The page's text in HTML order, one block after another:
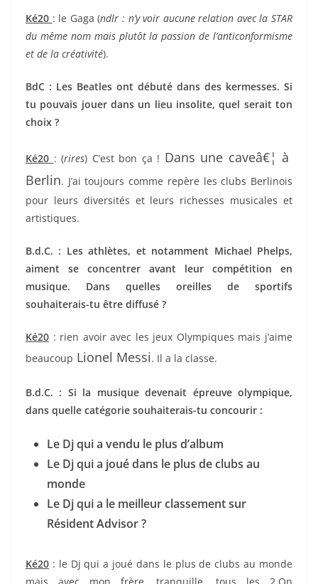
Ké20 : le Gaga (ndlr : n’y voir aucune relation avec la STAR
du même nom mais plutôt la passion de l’anticonformisme
et de la créativité).
BdC : Les Beatles ont débuté dans des kermesses. Si
tu pouvais jouer dans un lieu insolite, quel serait ton
choix ?
Ké20 : (rires) C’est bon ça ! Dans une caveâ€¦ à
Berlin. J’ai toujours comme repère les clubs Berlinois
pour leurs diversités et leurs richesses musicales et
artistiques.
B.d.C. : Les athlètes, et notamment Michael Phelps,
aiment se concentrer avant leur compétition en
musique. Dans quelles oreilles de sportifs
souhaiterais-tu être diffusé ?
Ké20 : rien avoir avec les jeux Olympiques mais j’aime
beaucoup Lionel Messi. Il a la classe.
B.d.C. : Si la musique devenait épreuve olympique,
dans quelle catégorie souhaiterais-tu concourir :
Le Dj qui a vendu le plus d’album
Le Dj qui a joué dans le plus de clubs au
monde
Le Dj qui a le meilleur classement sur
Résident Advisor ?
Ké20 : le Dj qui a joué dans le plus de clubs au monde
mais avec mon frère, tranquille, tous les 2.On